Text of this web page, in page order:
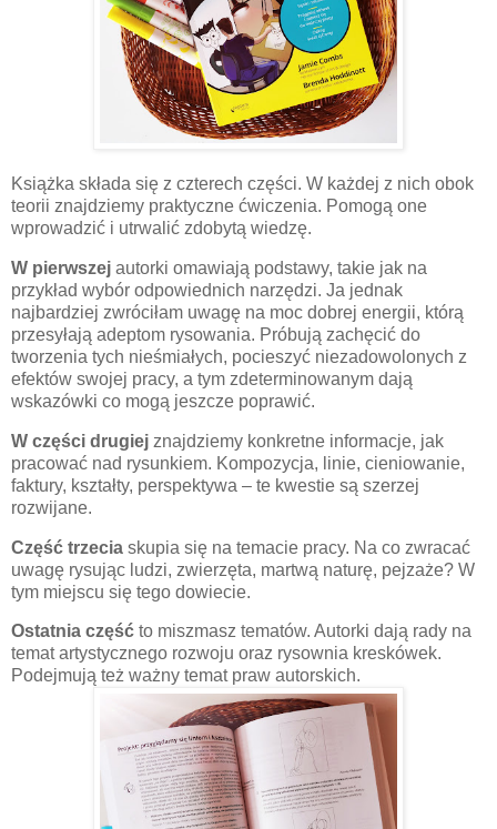
Książka składa się z czterech części. W każdej z nich obok
teorii znajdziemy praktyczne ćwiczenia. Pomogą one
wprowadzić i utrwalić zdobytą wiedzę.
W pierwszej autorki omawiają podstawy, takie jak na
przykład wybór odpowiednich narzędzi. Ja jednak
najbardziej zwróciłam uwagę na moc dobrej energii, którą
przesyłają adeptom rysowania. Próbują zachęcić do
tworzenia tych nieśmiałych, pocieszyć niezadowolonych z
efektów swojej pracy, a tym zdeterminowanym dają
wskazówki co mogą jeszcze poprawić.
W części drugiej znajdziemy konkretne informacje, jak
pracować nad rysunkiem. Kompozycja, linie, cieniowanie,
faktury, kształty, perspektywa – te kwestie są szerzej
rozwijane.
Część trzecia skupia się na temacie pracy. Na co zwracać
uwagę rysując ludzi, zwierzęta, martwą naturę, pejzaże? W
tym miejscu się tego dowiecie.
Ostatnia część to miszmasz tematów. Autorki dają rady na
temat artystycznego rozwoju oraz rysownia kreskówek.
Podejmują też ważny temat praw autorskich.